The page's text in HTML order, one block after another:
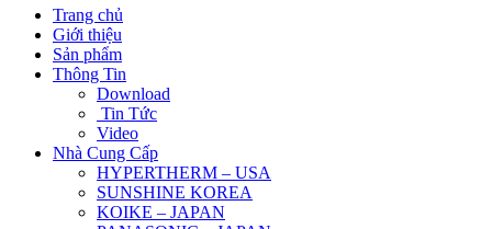
Trang chủ
Giới thiệu
Sản phẩm
Thông Tin
Download
Tin Tức
Video
Nhà Cung Cấp
HYPERTHERM – USA
SUNSHINE KOREA
KOIKE – JAPAN